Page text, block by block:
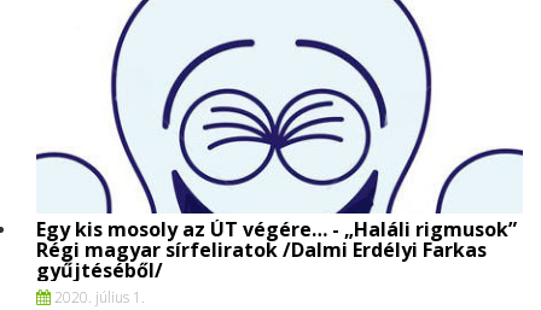
Egy kis mosoly az ÚT végére… - „Haláli rigmusok”
Régi magyar sírfeliratok /Dalmi Erdélyi Farkas
gyűjtéséből/
2020. július 1.